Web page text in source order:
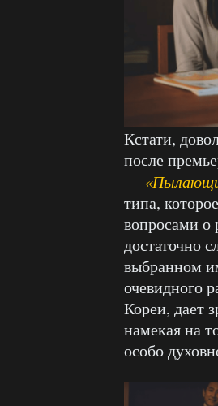
Кстати,
после
—
типа,
вопросами о
достаточно
выбранном
очевидного
Кореи, дает
намекая на
особо